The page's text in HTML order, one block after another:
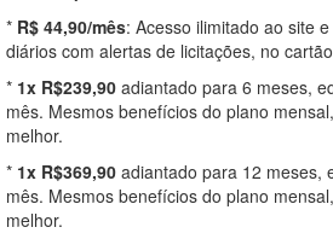
* R$ 44,90/mês: Acesso ilimitado ao site
diários com alertas de licitações, no
* 1x R$239,90 adiantado para 6 meses,
mês. Mesmos benefícios do plano
melhor.
* 1x R$369,90 adiantado para 12 meses,
mês. Mesmos benefícios do plano
melhor.